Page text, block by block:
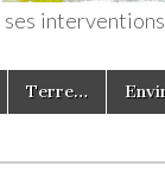
Terre…